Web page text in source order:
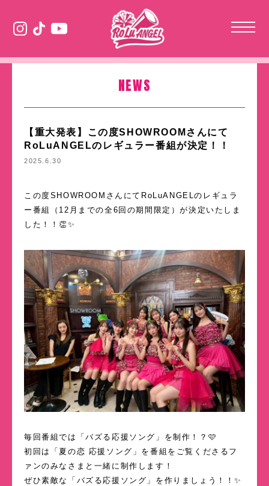
NEWS
【重大発表】この度SHOWROOMさんにて
RoLuANGELのレギュラー番組が決定！！
2025.6.30
この度SHOWROOMさんにてRoLuANGELのレギュラ
ー番組（12月までの全6回の期間限定）が決定いたしま
した！！👏✨
毎回番組では「バズる応援ソング」を制作！？🩷
初回は「夏の恋 応援ソング」を番組をご覧くださるフ
ァンのみなさまと一緒に制作します！
ぜひ素敵な「バズる応援ソング」を作りましょう！！✨